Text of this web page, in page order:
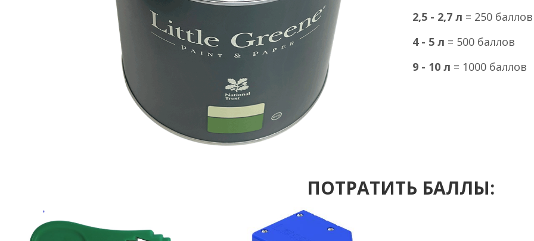
2,5 - 2,7 л = 250
4 - 5 л = 500 баллов
9 - 10 л = 1000 баллов
ПОТРАТИТЬ БАЛЛЫ: